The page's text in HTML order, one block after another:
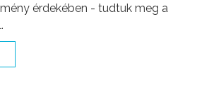
érdekében - tudtuk meg a